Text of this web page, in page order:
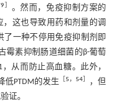
。然而，免疫抑制方案的
这也导致用药和剂量的调
了一种不停用免疫抑制剂即
霉素抑制肠道细菌的β-葡萄
从而防止高血糖。此外，
低PTDM的发生 ［5，54
，但
证。